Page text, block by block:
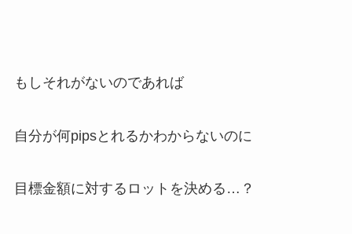
もしそれがないのであれば
自分が何pipsとれるかわからないのに
目標金額に対するロットを決める…？